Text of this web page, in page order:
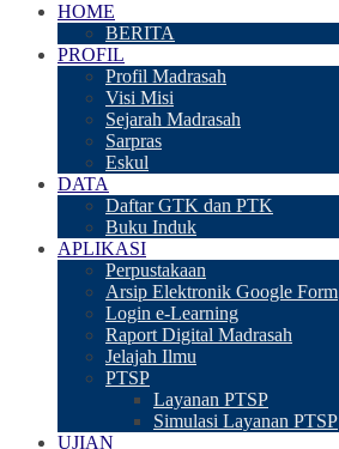
HOME
BERITA
PROFIL
Profil Madrasah
Visi Misi
Sejarah Madrasah
Sarpras
Eskul
DATA
Daftar GTK dan PTK
Buku Induk
APLIKASI
Perpustakaan
Arsip Elektronik Google Form
Login e-Learning
Raport Digital Madrasah
Jelajah Ilmu
PTSP
Layanan PTSP
Simulasi Layanan PTSP
UJIAN